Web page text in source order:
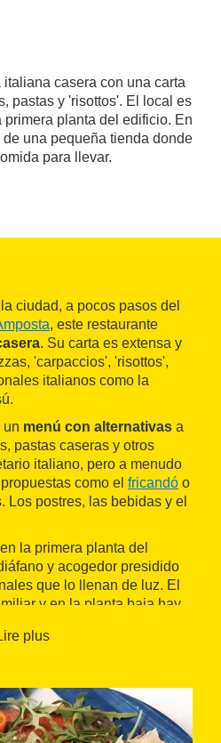
casera con una carta
pastas y 'risottos'. El local es
planta del edificio. En
una pequeña tienda donde
para llevar.
ciudad, a pocos pasos del
, este restaurante
. Su carta es extensa y
'carpaccios', 'risottos',
italianos como la
un menú con alternativas a
pastas caseras y otros
italiano, pero a menudo
como el fricandó o
Los postres, las bebidas y el
la primera planta del
y acogedor presidido
que lo llenan de luz. El
y en la planta baja hay
plus